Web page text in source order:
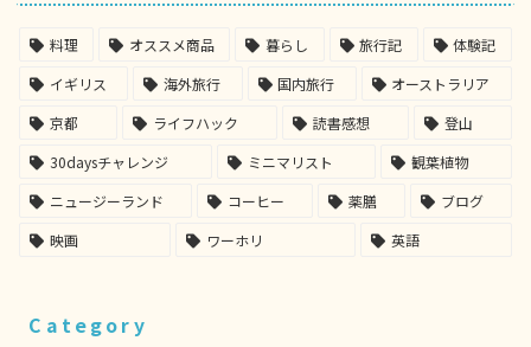
料理 オススメ商品 暮らし 旅行記
体験記
イギリス
海外旅行 国内旅行
オーストラリア
京都
ライフハック 読書感想
登山
30daysチャレンジ
ミニマリスト
観葉植物
ニュージーランド
コーヒー 薬膳
ブログ
映画
ワーホリ 英語
Category